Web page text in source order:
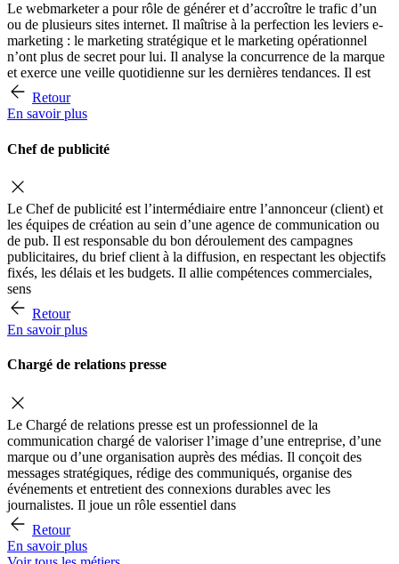
Le webmarketer a pour rôle de générer et d’accroître le trafic d’un
ou de plusieurs sites internet. Il maîtrise à la perfection les leviers e-
marketing : le marketing stratégique et le marketing opérationnel
n’ont plus de secret pour lui. Il analyse la concurrence de la marque
et exerce une veille quotidienne sur les dernières tendances. Il est
Retour
En savoir plus
Chef de publicité
Le Chef de publicité est l’intermédiaire entre l’annonceur (client) et
les équipes de création au sein d’une agence de communication ou
de pub. Il est responsable du bon déroulement des campagnes
publicitaires, du brief client à la diffusion, en respectant les objectifs
fixés, les délais et les budgets. Il allie compétences commerciales,
sens
Retour
En savoir plus
Chargé de relations presse
Le Chargé de relations presse est un professionnel de la
communication chargé de valoriser l’image d’une entreprise, d’une
marque ou d’une organisation auprès des médias. Il conçoit des
messages stratégiques, rédige des communiqués, organise des
événements et entretient des connexions durables avec les
journalistes. Il joue un rôle essentiel dans
Retour
En savoir plus